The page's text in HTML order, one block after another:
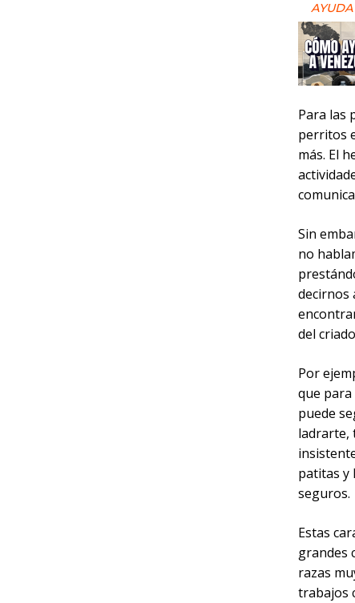
Para las
perritos
más. El
Sin
no
decirnos
del
Por
que
puede
ladrarte,
patitas y
seguros.
Estas
grandes
razas
trabajos